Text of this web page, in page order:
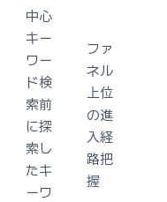
中心
キー
ワー
ド検
索前
に探
索し
たキ
ーワ
ファ
ネル
上位
の進
入経
路把
握